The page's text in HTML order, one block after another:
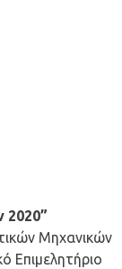
2020”
Μηχανικών
Επιµελητήριο